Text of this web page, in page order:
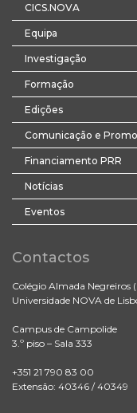
CICS.NOVA
Equipa
Investigação
Formação
Edições
Comunicação e
Financiamento PRR
Notícias
Eventos
Contactos
Colégio Almada Negreiros
Universidade NOVA de
Campus de Campolide
3.º piso – Sala 333
+351 21 790 83 00
Extensão: 40346 / 40349